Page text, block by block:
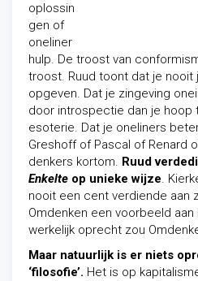
oplossin
gen of
oneliner
hulp. De troost van
troost. Ruud toont dat je
opgeven. Dat je zingeving
door introspectie dan je hoop
esoterie. Dat je oneliners
Greshoff of Pascal of Renard
denkers kortom. Ruud
Enkelte op unieke wijze.
nooit een cent verdiende aan
Omdenken een voorbeeld
werkelijk oprecht zou
Maar natuurlijk is er niets
‘filosofie’. Het is op